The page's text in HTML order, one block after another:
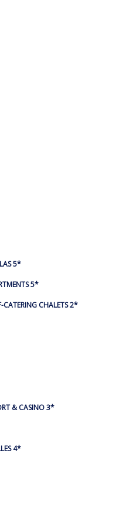
5*
5*
CATERING CHALETS 2*
& CASINO 3*
4*